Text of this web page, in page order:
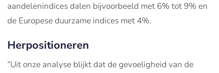
aandelenindices dalen bijvoorbeeld met 6% tot 9% en
de Europese duurzame indices met 4%.
Herpositioneren
“Uit onze analyse blijkt dat de gevoeligheid van de